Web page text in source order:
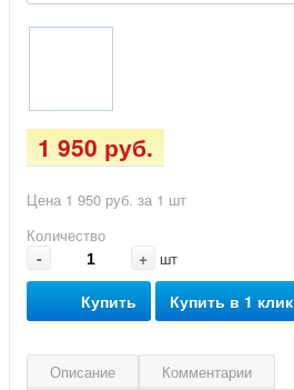
1 950 руб.
Цена 1 950 руб. за 1 шт
Количество
- + шт
Купить Купить в 1 клик
Описание Комментарии